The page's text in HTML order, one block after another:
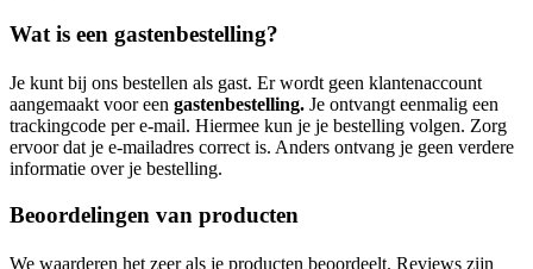
Wat is een gastenbestelling?
Je kunt bij ons bestellen als gast. Er wordt geen klantenaccount
aangemaakt voor een gastenbestelling. Je ontvangt eenmalig een
trackingcode per e-mail. Hiermee kun je je bestelling volgen. Zorg
ervoor dat je e-mailadres correct is. Anders ontvang je geen verdere
informatie over je bestelling.
Beoordelingen van producten
We waarderen het zeer als je producten beoordeelt. Reviews zijn